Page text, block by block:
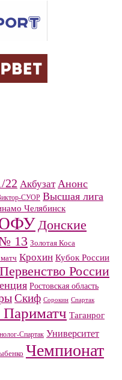
22 Акбузат Анонс
СУОР Высшая лига
Челябинск
ЮФУДонские
13 Золотая Коса
Крохин Кубок России
Первенство России
Ростовская область
Скиф Сорокин Спартак
Париматч Таганрог
Спартак Университет
Чемпионат